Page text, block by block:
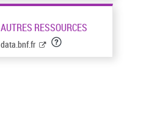
AUTRES RESSOURCES
data.bnf.fr